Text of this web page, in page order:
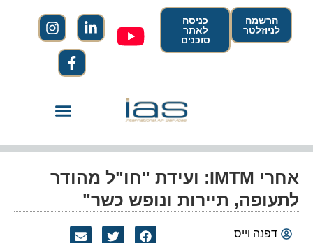
הרשמה
לניוזלטר
כניסה
לאתר
סוכנים
אחרי IMTM: ועידת "חו"ל מהודר
לתעופה, תיירות ונופש כשר"
דפנה וייס